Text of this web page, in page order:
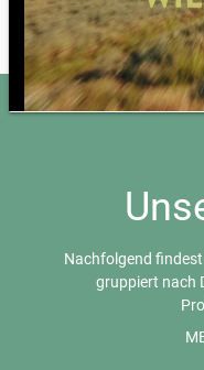
Nachfolgend
gruppiert nach
Bei von-bis Preisen